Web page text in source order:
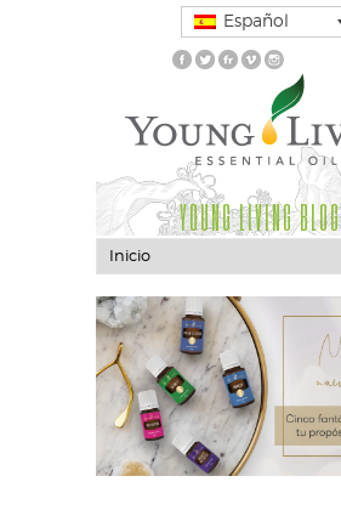
Español
YOUNG LIVING BLOG